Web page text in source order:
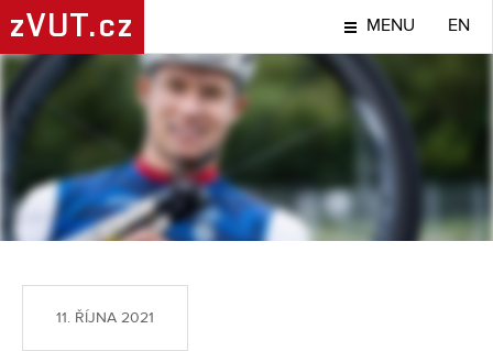
zVUT.cz MENU EN
SPORT
11. ŘÍJNA 2021